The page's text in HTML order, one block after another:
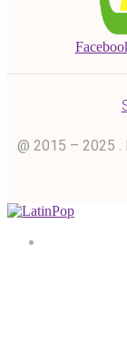
@ 2015 – 2025